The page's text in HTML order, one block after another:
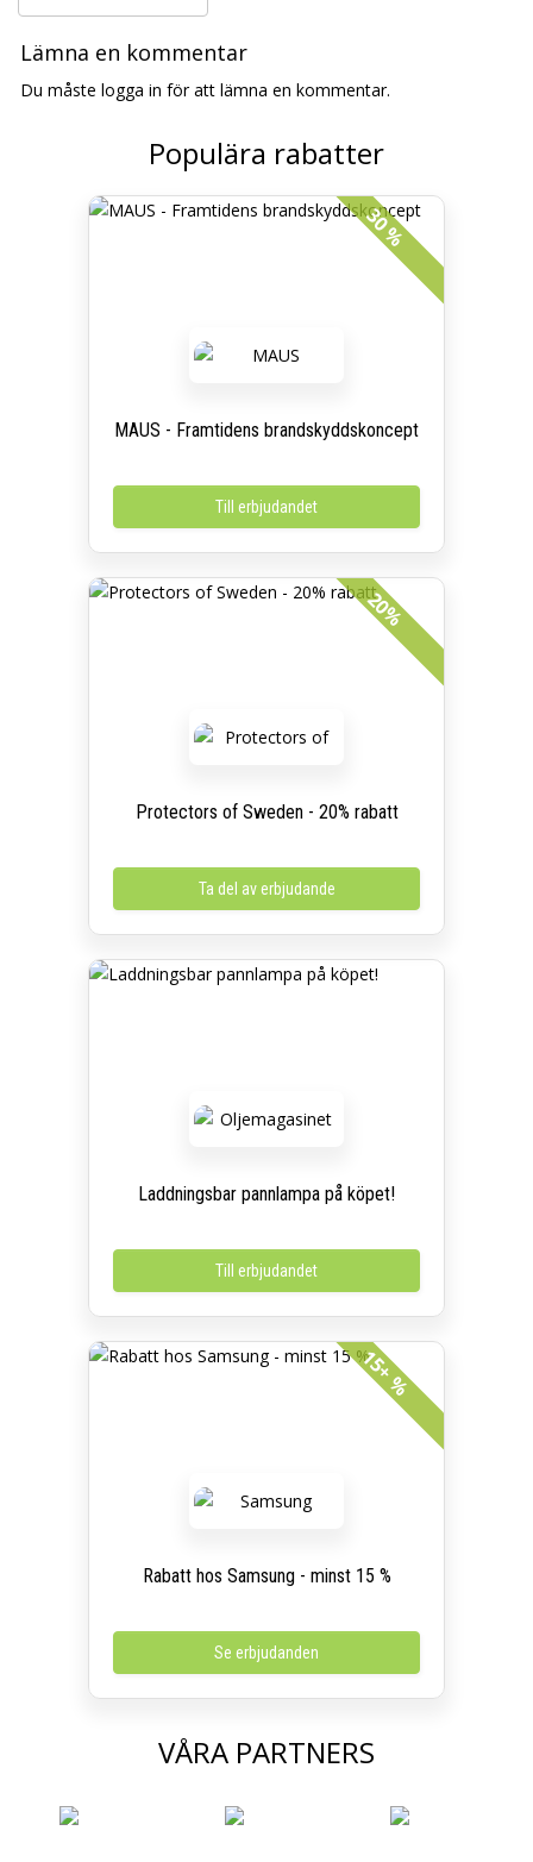
Lämna en kommentar
Du måste logga in för att lämna en kommentar.
Populära rabatter
30 %
MAUS - Framtidens brandskyddskoncept
Till erbjudandet
20%
Protectors of Sweden - 20% rabatt
Ta del av erbjudande
Laddningsbar pannlampa på köpet!
Till erbjudandet
15+ %
Rabatt hos Samsung - minst 15 %
Se erbjudanden
VÅRA PARTNERS